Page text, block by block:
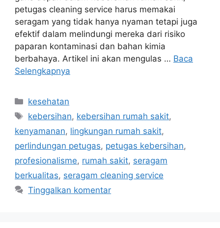
petugas cleaning service harus memakai
seragam yang tidak hanya nyaman tetapi juga
efektif dalam melindungi mereka dari risiko
paparan kontaminasi dan bahan kimia
berbahaya. Artikel ini akan mengulas … Baca
Selengkapnya
Kategori
kesehatan
Tag
kebersihan, kebersihan rumah sakit,
kenyamanan, lingkungan rumah sakit,
perlindungan petugas, petugas kebersihan,
profesionalisme, rumah sakit, seragam
berkualitas, seragam cleaning service
Tinggalkan komentar